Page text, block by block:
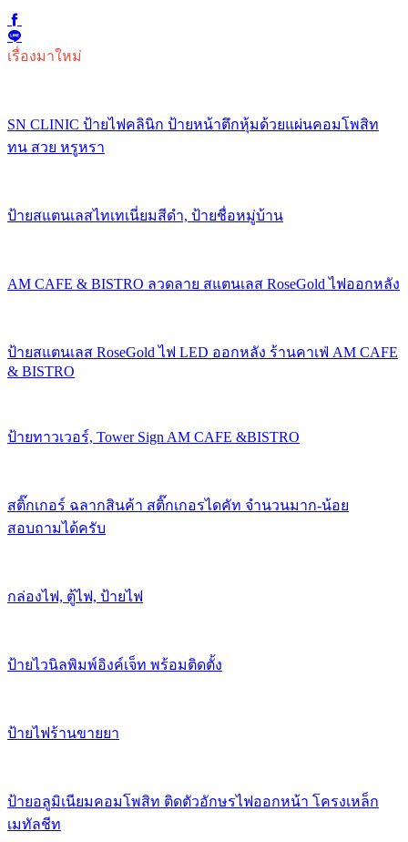
เรื่องมาใหม่
SN CLINIC ป้ายไฟคลินิก ป้ายหน้าตึกหุ้มด้วยแผ่นคอมโพสิท
ทน สวย หรูหรา
ป้ายสแตนเลสไทเทเนี่ยมสีดำ, ป้ายชื่อหมู่บ้าน
AM CAFE & BISTRO ลวดลาย สแตนเลส RoseGold ไฟออกหลัง
ป้ายสแตนเลส RoseGold ไฟ LED ออกหลัง ร้านคาเฟ่ AM CAFE
& BISTRO
ป้ายทาวเวอร์, Tower Sign AM CAFE &BISTRO
สติ๊กเกอร์ ฉลากสินค้า สติ๊กเกอรไดคัท จำนวนมาก-น้อย
สอบถามได้ครับ
กล่องไฟ, ตู้ไฟ, ป้ายไฟ
ป้ายไวนิลพิมพ์อิงค์เจ็ท พร้อมติดตั้ง
ป้ายไฟร้านขายยา
ป้ายอลูมิเนียมคอมโพสิท ติดตัวอักษรไฟออกหน้า โครงเหล็ก
เมทัลชีท